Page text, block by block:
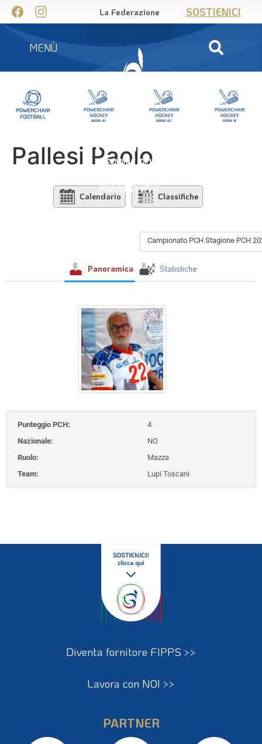
La Federazione SOSTIENICI
MENÙ
Pallesi Paolo
Calendario Classifiche
Campionato PCH Stagione PCH
Panoramica Statistiche
Punteggio PCH:
4
Nazionale:
NO
Ruolo:
Mazza
Team:
Lupi Toscani
Diventa fornitore FIPPS >>
Lavora con NOI >>
PARTNER